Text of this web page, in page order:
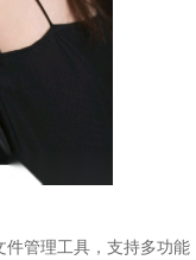
管理工具，支持多功能